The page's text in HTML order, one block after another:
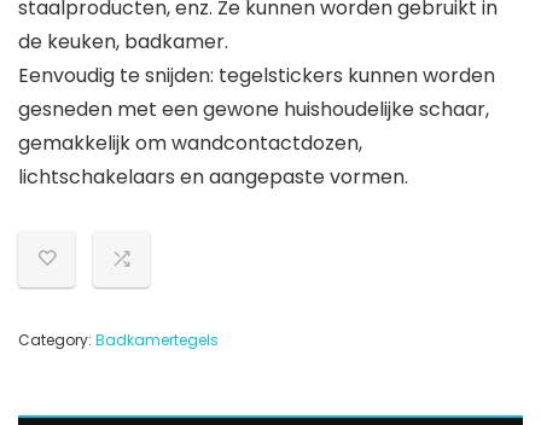
staalproducten, enz. Ze kunnen worden gebruikt in
de keuken, badkamer.
Eenvoudig te snijden: tegelstickers kunnen worden
gesneden met een gewone huishoudelijke schaar,
gemakkelijk om wandcontactdozen,
lichtschakelaars en aangepaste vormen.
Category: Badkamertegels